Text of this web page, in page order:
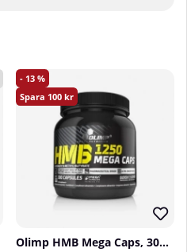
13
100
Olimp HMB Mega Caps, 300 Caps